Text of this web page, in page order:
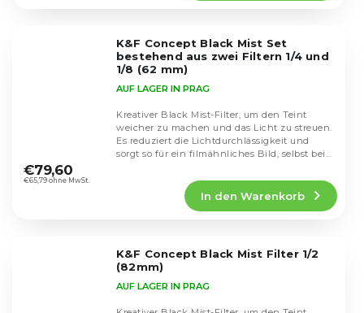
K&F Concept Black Mist Set
bestehend aus zwei Filtern 1/4 und
1/8 (62 mm)
durchschnittliche
Produktbewertung
AUF LAGER IN PRAG
€65,79 ohne MwSt.
€79,60
In den Warenkorb
Kreativer Black Mist-Filter, um den Teint
weicher zu machen und das Licht zu streuen.
Es reduziert die Lichtdurchlässigkeit und
sorgt so für ein filmähnliches Bild, selbst bei...
K&F Concept Black Mist Filter 1/2
(82mm)
AUF LAGER IN PRAG